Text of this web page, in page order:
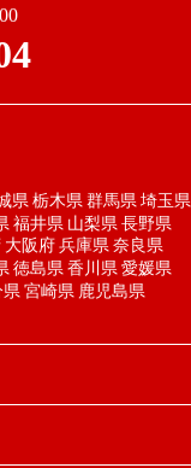
県 栃木県 群馬県 埼玉県
福井県 山梨県 長野県
大阪府 兵庫県 奈良県
徳島県 香川県 愛媛県
県 宮崎県 鹿児島県